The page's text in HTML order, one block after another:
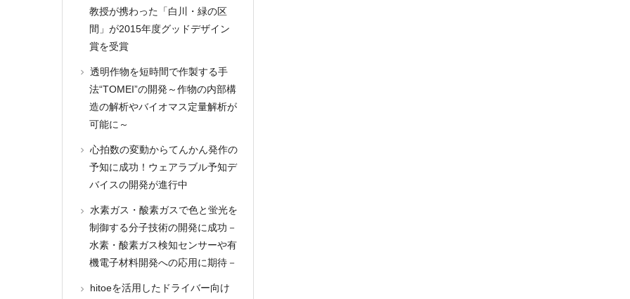
教授が携わった「白川・緑の区
間」が2015年度グッドデザイン
賞を受賞
透明作物を短時間で作製する手
法“TOMEI”の開発～作物の内部構
造の解析やバイオマス定量解析が
可能に～
心拍数の変動からてんかん発作の
予知に成功！ウェアラブル予知デ
バイスの開発が進行中
水素ガス・酸素ガスで色と蛍光を
制御する分子技術の開発に成功－
水素・酸素ガス検知センサーや有
機電子材料開発への応用に期待－
hitoeを活用したドライバー向け